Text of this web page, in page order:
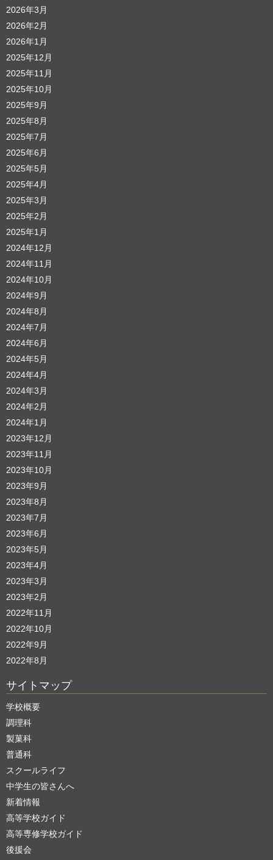
2026年3月
2026年2月
2026年1月
2025年12月
2025年11月
2025年10月
2025年9月
2025年8月
2025年7月
2025年6月
2025年5月
2025年4月
2025年3月
2025年2月
2025年1月
2024年12月
2024年11月
2024年10月
2024年9月
2024年8月
2024年7月
2024年6月
2024年5月
2024年4月
2024年3月
2024年2月
2024年1月
2023年12月
2023年11月
2023年10月
2023年9月
2023年8月
2023年7月
2023年6月
2023年5月
2023年4月
2023年3月
2023年2月
2022年11月
2022年10月
2022年9月
2022年8月
サイトマップ
学校概要
調理科
製菓科
普通科
スクールライフ
中学生の皆さんへ
新着情報
高等学校ガイド
高等専修学校ガイド
後援会